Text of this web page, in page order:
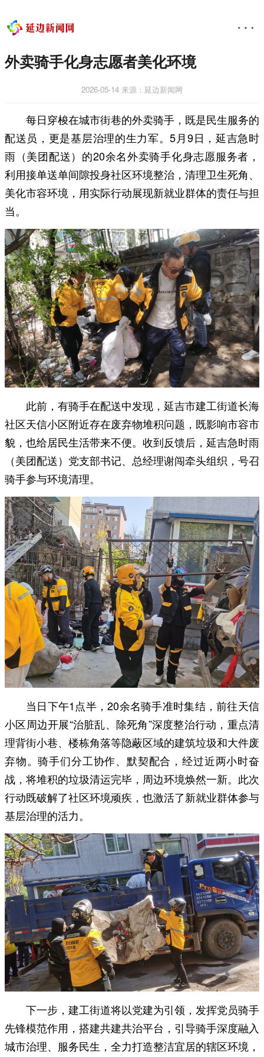
外卖骑手化身志愿者美化环境
2026-05-14 来源：延边新闻网
每日穿梭在城市街巷的外卖骑手，既是民生服务的
配送员，更是基层治理的生力军。5月9日，延吉急时
雨（美团配送）的20余名外卖骑手化身志愿服务者，
利用接单送单间隙投身社区环境整治，清理卫生死角、
美化市容环境，用实际行动展现新就业群体的责任与担
当。
此前，有骑手在配送中发现，延吉市建工街道长海
社区天信小区附近存在废弃物堆积问题，既影响市容市
貌，也给居民生活带来不便。收到反馈后，延吉急时雨
（美团配送）党支部书记、总经理谢闯牵头组织，号召
骑手参与环境清理。
当日下午1点半，20余名骑手准时集结，前往天信
小区周边开展“治脏乱、除死角”深度整治行动，重点清
理背街小巷、楼栋角落等隐蔽区域的建筑垃圾和大件废
弃物。骑手们分工协作、默契配合，经过近两小时奋
战，将堆积的垃圾清运完毕，周边环境焕然一新。此次
行动既破解了社区环境顽疾，也激活了新就业群体参与
基层治理的活力。
下一步，建工街道将以党建为引领，发挥党员骑手
先锋模范作用，搭建共建共治平台，引导骑手深度融入
城市治理、服务民生，全力打造整洁宜居的辖区环境，